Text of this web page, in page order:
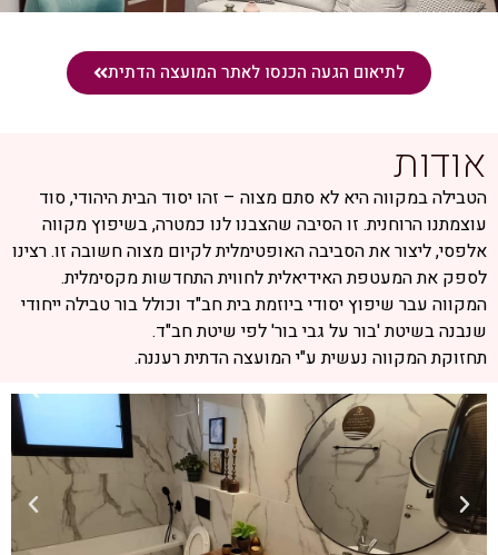
לתיאום הגעה הכנסו לאתר המועצה הדתית
אודות
הטבילה במקווה היא לא סתם מצוה – זהו יסוד הבית היהודי, סוד
עוצמתנו הרוחנית. זו הסיבה שהצבנו לנו כמטרה, בשיפוץ מקווה
אלפסי, ליצור את הסביבה האופטימלית לקיום מצוה חשובה זו. רצינו
לספק את המעטפת האידיאלית לחווית התחדשות מקסימלית.
המקווה עבר שיפוץ יסודי ביוזמת בית חב"ד וכולל בור טבילה ייחודי
שנבנה בשיטת 'בור על גבי בור' לפי שיטת חב"ד.
תחזוקת המקווה נעשית ע"י המועצה הדתית רעננה.